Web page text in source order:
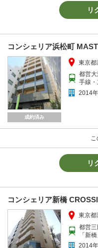
リ
コンシェリア浜松町
成約済み
東京都
都営
手線
2014
リ
コンシェリア新橋
東京都
都営
「新
2014